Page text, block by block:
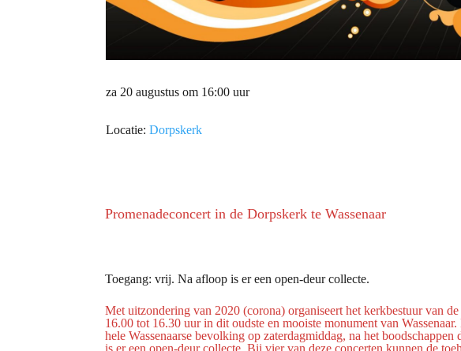
za 20 augustus om 16:00 uur
Locatie:Dorpskerk
Promenadeconcert in de Dorpskerk te Wassenaar
Toegang: vrij. Na afloop is er een open-deur collecte.
Met uitzondering van 2020 (corona) organiseert het kerkbestuur van
16.00 tot 16.30 uur in dit oudste en mooiste monument van
hele Wassenaarse bevolking op zaterdagmiddag, na het
is er een open-deur collecte. Bij vier van deze concerten kunnen de